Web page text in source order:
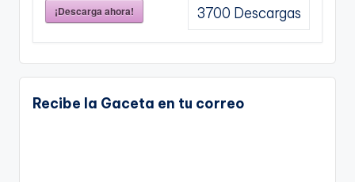
¡Descarga ahora! 3700 Descargas
Recibe la Gaceta en tu correo